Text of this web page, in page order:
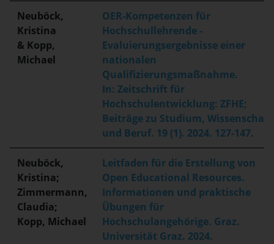
Neuböck,
Kristina
& Kopp,
Michael
OER-Kompetenzen für
Hochschullehrende -
Evaluierungsergebnisse einer
nationalen
Qualifizierungsmaßnahme.
In: Zeitschrift für
Hochschulentwicklung: ZFHE;
Beiträge zu Studium, Wissenschaft
und Beruf. 19 (1). 2024. 127-147.
Neuböck,
Kristina;
Zimmermann,
Claudia;
Kopp, Michael
Leitfaden für die Erstellung von
Open Educational Resources.
Informationen und praktische
Übungen für
Hochschulangehörige. Graz.
Universität Graz. 2024.